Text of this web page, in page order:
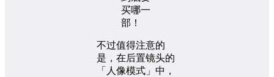
不过值得注意的
是，在后置镜头的
「人像模式」中，